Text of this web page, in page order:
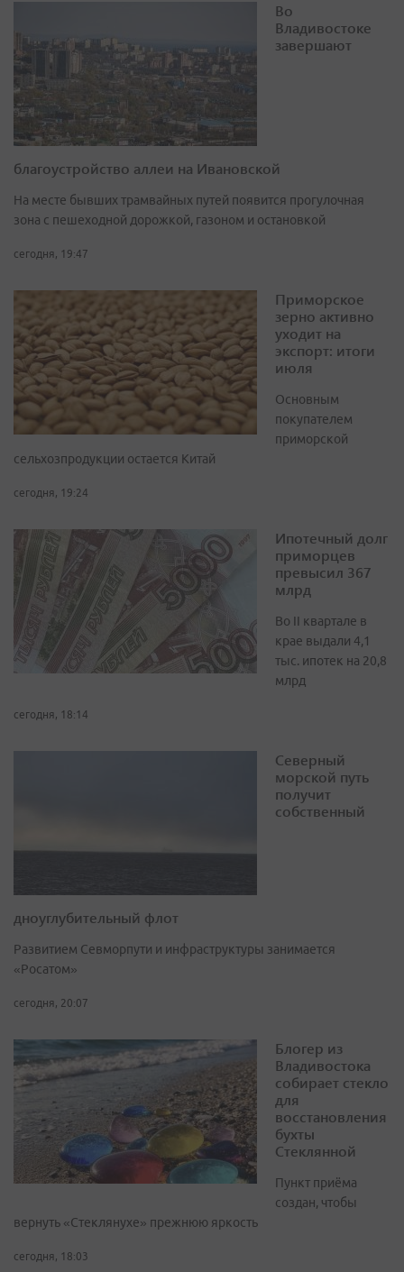
Во
Владивостоке
завершают
благоустройство аллеи на Ивановской
На месте бывших трамвайных путей появится прогулочная
зона с пешеходной дорожкой, газоном и остановкой
сегодня, 19:47
Приморское
зерно активно
уходит на
экспорт: итоги
июля
Основным
покупателем
приморской
сельхозпродукции остается Китай
сегодня, 19:24
Ипотечный долг
приморцев
превысил 367
млрд
Во II квартале в
крае выдали 4,1
тыс. ипотек на 20,8
млрд
сегодня, 18:14
Северный
морской путь
получит
собственный
дноуглубительный флот
Развитием Севморпути и инфраструктуры занимается
«Росатом»
сегодня, 20:07
Блогер из
Владивостока
собирает стекло
для
восстановления
бухты
Стеклянной
Пункт приёма
создан, чтобы
вернуть «Стеклянухе» прежнюю яркость
сегодня, 18:03